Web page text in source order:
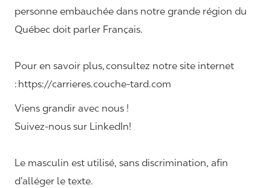
personne embauchée dans notre grande région du
Québec doit parler Français.
Pour en savoir plus, consultez notre site internet
: https://carrieres.couche-tard.com
Viens grandir avec nous !
Suivez-nous sur LinkedIn!
Le masculin est utilisé, sans discrimination, afin
d’alléger le texte.